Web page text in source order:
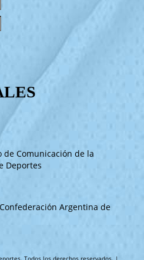
Comunicación de la
Deportes
Argentina de
Todos los derechos reservados. |